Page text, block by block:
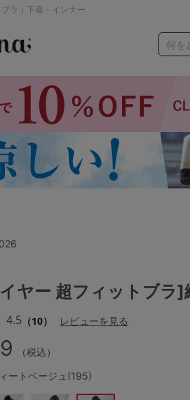
ラ｜下着・インナー
何を
価格帯から探す
999円
～2,999円
ヤー 超フィットブラ]
4.5 （10） レビューを見る
（税込）
ートベージュ(195)